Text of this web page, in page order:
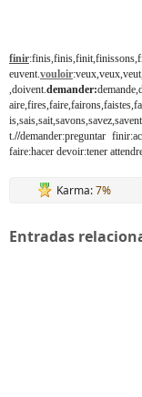
finir
euvent.vouloir
,doivent.demander:
t.//demander:preguntar
faire:hacer devoir:tener
Karma:7%
Entradas